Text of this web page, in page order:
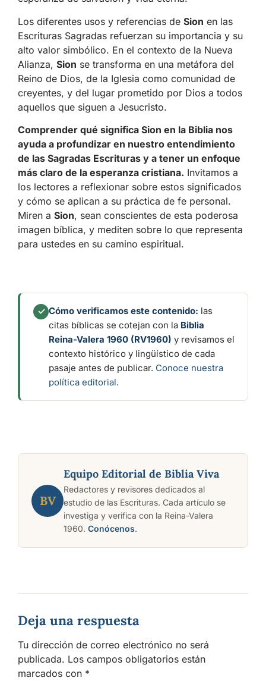
Los diferentes usos y referencias de Sion en las
Escrituras Sagradas refuerzan su importancia y su
alto valor simbólico. En el contexto de la Nueva
Alianza, Sion se transforma en una metáfora del
Reino de Dios, de la Iglesia como comunidad de
creyentes, y del lugar prometido por Dios a todos
aquellos que siguen a Jesucristo.
Comprender qué significa Sion en la Biblia nos
ayuda a profundizar en nuestro entendimiento
de las Sagradas Escrituras y a tener un enfoque
más claro de la esperanza cristiana. Invitamos a
los lectores a reflexionar sobre estos significados
y cómo se aplican a su práctica de fe personal.
Miren a Sion, sean conscientes de esta poderosa
imagen bíblica, y mediten sobre lo que representa
para ustedes en su camino espiritual.
✓ Cómo verificamos este contenido: las
citas bíblicas se cotejan con la Biblia
Reina-Valera 1960 (RV1960) y revisamos el
contexto histórico y lingüístico de cada
pasaje antes de publicar. Conoce nuestra
política editorial.
BV
Equipo Editorial de Biblia Viva
Redactores y revisores dedicados al
estudio de las Escrituras. Cada artículo se
investiga y verifica con la Reina-Valera
1960. Conócenos.
Deja una respuesta
Tu dirección de correo electrónico no será
publicada. Los campos obligatorios están
marcados con *